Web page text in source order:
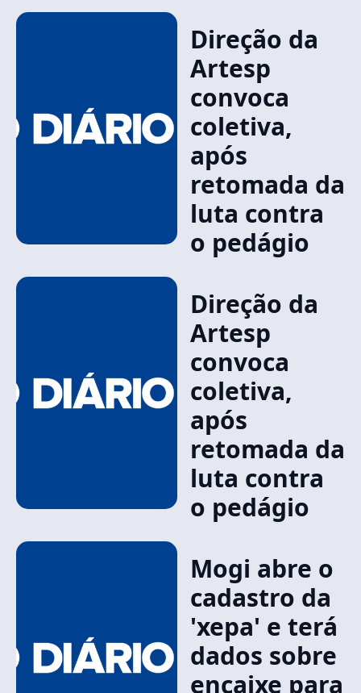
Direção da
Artesp
convoca
coletiva,
após
retomada da
luta contra
o pedágio
Direção da
Artesp
convoca
coletiva,
após
retomada da
luta contra
o pedágio
Mogi abre o
cadastro da
'xepa' e terá
dados sobre
encaixe para